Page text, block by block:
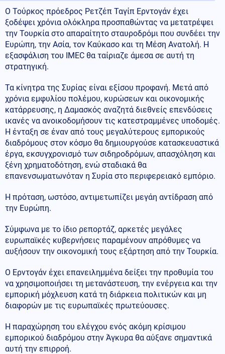
Ο Τούρκος πρόεδρος Ρετζέπ Ταγίπ Ερντογάν έχει
ξοδέψει χρόνια ολόκληρα προσπαθώντας να μετατρέψει
την Τουρκία στο απαραίτητο σταυροδρόμι που συνδέει την
Ευρώπη, την Ασία, τον Καύκασο και τη Μέση Ανατολή. Η
εξασφάλιση του IMEC θα ταίριαζε άμεσα σε αυτή τη
στρατηγική.
Τα κίνητρα της Συρίας είναι εξίσου προφανή. Μετά από
χρόνια εμφυλίου πολέμου, κυρώσεων και οικονομικής
κατάρρευσης, η Δαμασκός αναζητά διεθνείς επενδύσεις
ικανές να ανοικοδομήσουν τις κατεστραμμένες υποδομές.
Η ένταξη σε έναν από τους μεγαλύτερους εμπορικούς
διαδρόμους στον κόσμο θα δημιουργούσε κατασκευαστικά
έργα, εκσυγχρονισμό των σιδηροδρόμων, απασχόληση και
ξένη χρηματοδότηση, ενώ σταδιακά θα
επανενσωματωνόταν η Συρία στο περιφερειακό εμπόριο.
Η πρόταση, ωστόσο, αντιμετωπίζει μεγάη αντίδραση από
την Ευρώπη.
Σύμφωνα με το ίδιο ρεπορτάζ, αρκετές μεγάλες
ευρωπαϊκές κυβερνήσεις παραμένουν απρόθυμες να
αυξήσουν την οικονομική τους εξάρτηση από την Τουρκία.
Ο Ερντογάν έχει επανειλημμένα δείξει την προθυμία του
να χρησιμοποιήσει τη μετανάστευση, την ενέργεια και την
εμπορική μόχλευση κατά τη διάρκεια πολιτικών και μη
διαφορών με τις ευρωπαϊκές πρωτεύουσες.
Η παραχώρηση του ελέγχου ενός ακόμη κρίσιμου
εμπορικού διαδρόμου στην Άγκυρα θα αύξανε σημαντικά
αυτή την επιρροή.